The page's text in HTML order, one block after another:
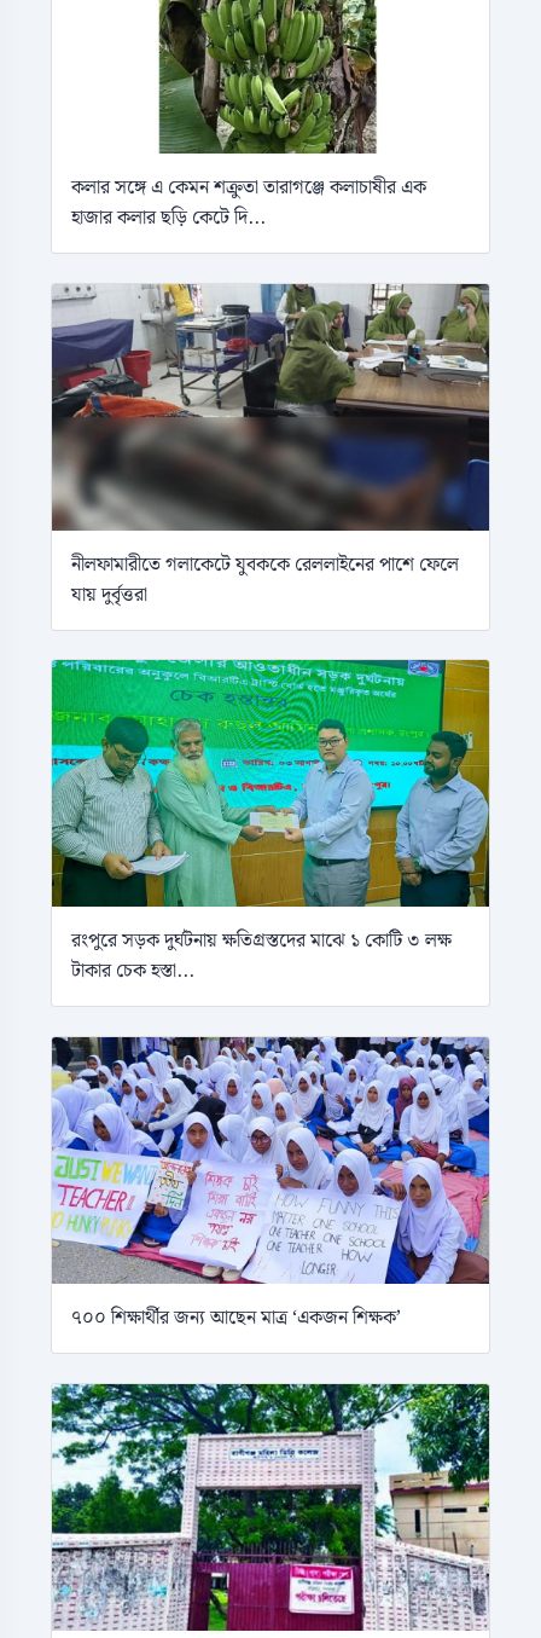
কলার সঙ্গে এ কেমন শক্রুতা তারাগঞ্জে কলাচাষীর এক
হাজার কলার ছড়ি কেটে দি...
নীলফামারীতে গলাকেটে যুবককে রেললাইনের পাশে ফেলে
যায় দুর্বৃত্তরা
রংপুরে সড়ক দুর্ঘটনায় ক্ষতিগ্রস্তদের মাঝে ১ কোটি ৩ লক্ষ
টাকার চেক হস্তা...
৭০০ শিক্ষার্থীর জন্য আছেন মাত্র ‘একজন শিক্ষক’